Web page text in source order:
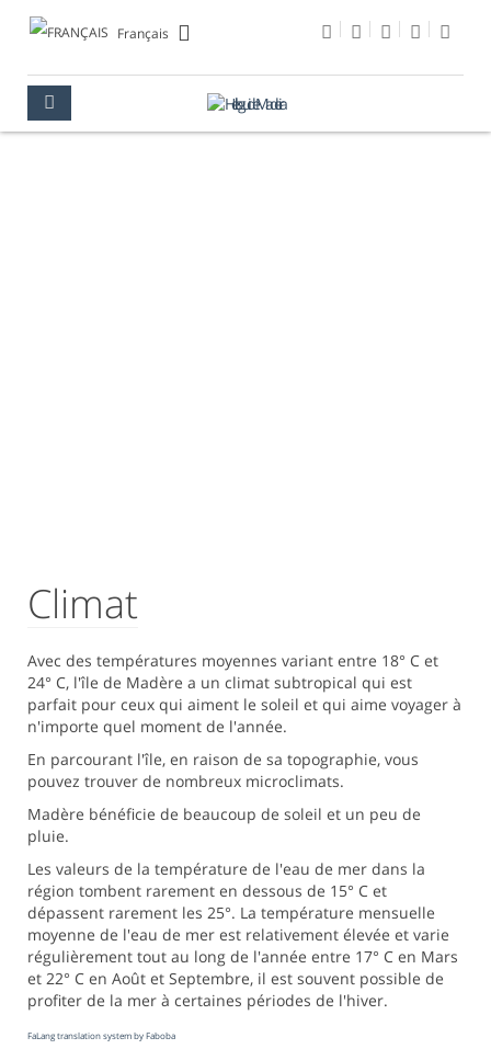
Français
Climat
Avec des températures moyennes variant entre 18° C et
24° C, l'île de Madère a un climat subtropical qui est
parfait pour ceux qui aiment le soleil et qui aime voyager à
n'importe quel moment de l'année.
En parcourant l'île, en raison de sa topographie, vous
pouvez trouver de nombreux microclimats.
Madère bénéficie de beaucoup de soleil et un peu de
pluie.
Les valeurs de la température de l'eau de mer dans la
région tombent rarement en dessous de 15° C et
dépassent rarement les 25°. La température mensuelle
moyenne de l'eau de mer est relativement élevée et varie
régulièrement tout au long de l'année entre 17° C en Mars
et 22° C en Août et Septembre, il est souvent possible de
profiter de la mer à certaines périodes de l'hiver.
FaLang translation system by Faboba